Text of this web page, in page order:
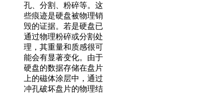
孔、分割、粉碎等。这
些痕迹是硬盘被物理销
毁的证据。若是硬盘已
通过物理粉碎或分割处
理，其重量和质感很可
能会有显著变化。由于
硬盘的数据存储在盘片
上的磁体涂层中，通过
冲孔破坏盘片的物理结